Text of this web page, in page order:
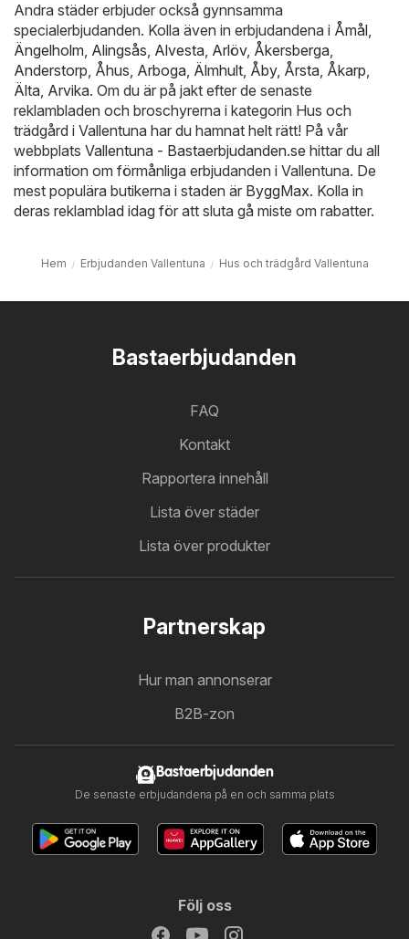
Andra städer erbjuder också gynnsamma
specialerbjudanden. Kolla även in erbjudandena i Åmål,
Ängelholm, Alingsås, Alvesta, Arlöv, Åkersberga,
Anderstorp, Åhus, Arboga, Älmhult, Åby, Årsta, Åkarp,
Älta, Arvika. Om du är på jakt efter de senaste
reklambladen och broschyrerna i kategorin Hus och
trädgård i Vallentuna har du hamnat helt rätt! På vår
webbplats Vallentuna - Bastaerbjudanden.se hittar du all
information om förmånliga erbjudanden i Vallentuna. De
mest populära butikerna i staden är ByggMax. Kolla in
deras reklamblad idag för att sluta gå miste om rabatter.
Hem Erbjudanden Vallentuna Hus och trädgård Vallentuna
Bastaerbjudanden
FAQ
Kontakt
Rapportera innehåll
Lista över städer
Lista över produkter
Partnerskap
Hur man annonserar
B2B-zon
Bastaerbjudanden
De senaste erbjudandena på en och samma plats
Följ oss